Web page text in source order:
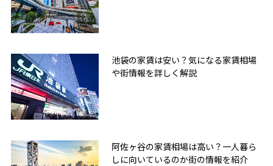
池袋の家賃は安い？気になる家賃相場
や街情報を詳しく解説
阿佐ヶ谷の家賃相場は高い？一人暮ら
しに向いているのか街の情報を紹介